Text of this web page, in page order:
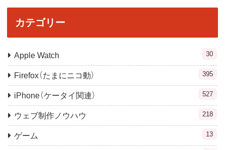
カテゴリー
Apple Watch 30
Firefox（たまにニコ動） 395
iPhone（ケータイ関連） 527
ウェブ制作ノウハウ 218
ゲーム 13